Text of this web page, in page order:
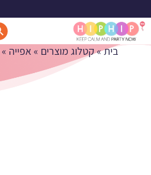
שקף לעוגה -10
בית»קטלוג מוצרים »אפייה